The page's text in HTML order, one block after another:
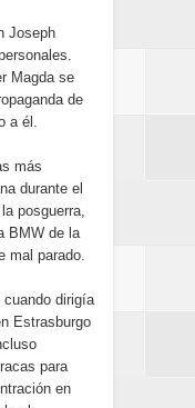
Joseph
Magda se
de
a él.
más
durante el
posguerra,
BMW de la
mal parado.
cuando dirigía
Estrasburgo
para
en